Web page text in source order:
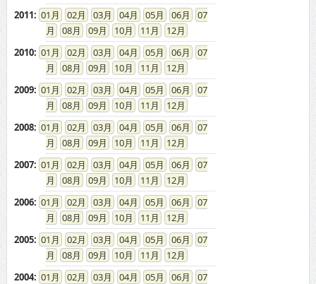
2011: 01 02 03 04 05 06
07
08
09 10 11
12
2010: 01 02 03 04 05 06
07
08
09 10 11
12
2009: 01 02 03 04 05 06
07
08
09 10 11
12
2008: 01 02 03 04 05 06
07
08
09 10 11
12
2007: 01 02 03 04 05 06
07
08
09 10 11
12
2006: 01 02 03 04 05 06
07
08
09 10 11
12
2005: 01 02 03 04 05 06
07
08
09 10 11
12
2004: 01 02 03 04 05 06
07